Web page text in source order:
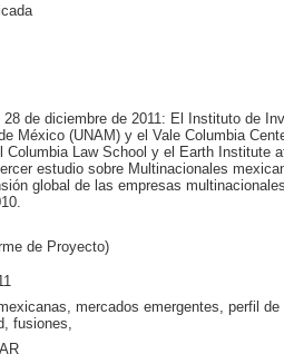
de diciembre de 2011: El Instituto de
México (UNAM) y el Vale Columbia
Columbia Law School y el Earth Institute
estudio sobre Multinacionales
global de las empresas
de Proyecto)
mercados emergentes, perfil
fusiones,